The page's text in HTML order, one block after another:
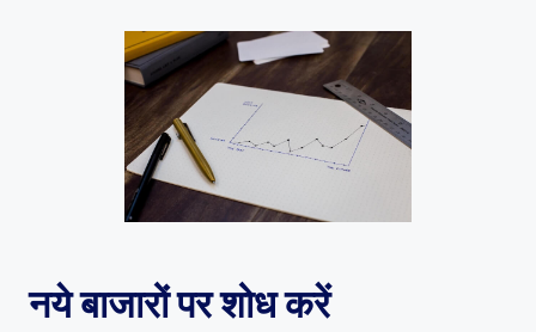
नये बाजारों पर शोध करें